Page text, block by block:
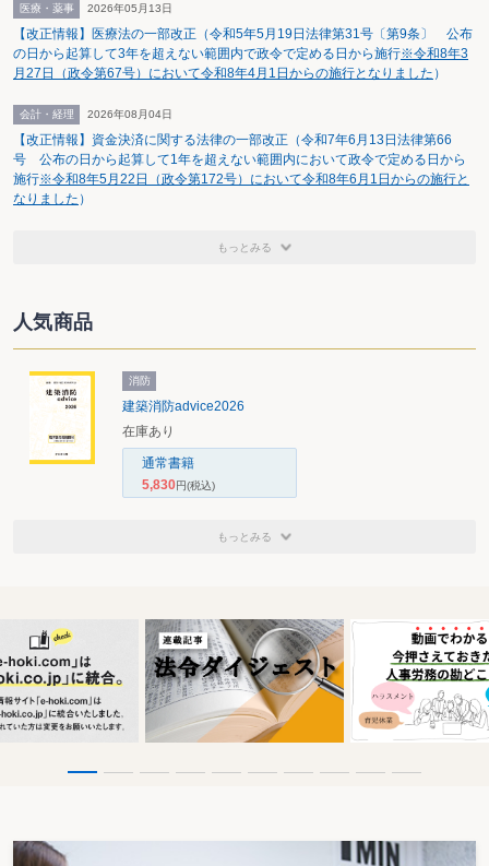
医療・薬事 2026年05月13日
【改正情報】医療法の一部改正（令和5年5月19日法律第31号〔第9条〕 公布
の日から起算して3年を超えない範囲内で政令で定める日から施行※令和8年3
月27日（政令第67号）において令和8年4月1日からの施行となりました ）
会計・経理 2026年08月04日
【改正情報】資金決済に関する法律の一部改正（令和7年6月13日法律第66
号 公布の日から起算して1年を超えない範囲内において政令で定める日から
施行※令和8年5月22日（政令第172号）において令和8年6月1日からの施行と
なりました ）
もっとみる
人気商品
消防
建築消防advice2026
在庫あり
通常書籍
5,830円(税込)
もっとみる